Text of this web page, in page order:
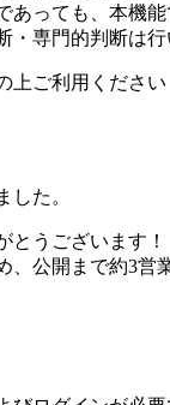
あっても、本機能
・専門的判断は行
上ご利用ください
した。
とうございます！
、公開まで約3営